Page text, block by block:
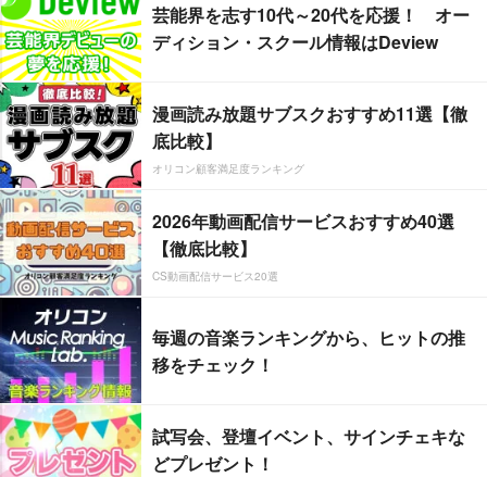
芸能界を志す10代～20代を応援！ オー
ディション・スクール情報はDeview
漫画読み放題サブスクおすすめ11選【徹
底比較】
オリコン顧客満足度ランキング
2026年動画配信サービスおすすめ40選
【徹底比較】
CS動画配信サービス20選
毎週の音楽ランキングから、ヒットの推
移をチェック！
試写会、登壇イベント、サインチェキな
どプレゼント！